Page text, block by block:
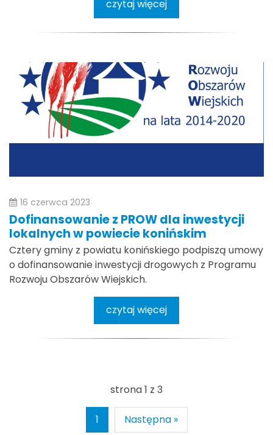
czytaj więcej
16 czerwca 2023
Dofinansowanie z PROW dla inwestycji
lokalnych w powiecie konińskim
Cztery gminy z powiatu konińskiego podpiszą umowy
o dofinansowanie inwestycji drogowych z Programu
Rozwoju Obszarów Wiejskich.
czytaj więcej
strona 1 z 3
1 Następna »